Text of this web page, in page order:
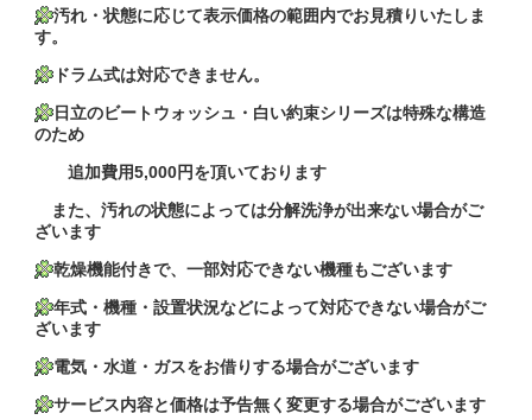
汚れ・状態に応じて表示価格の範囲内でお見積りいたしま
す。
ドラム式は対応できません。
日立のビートウォッシュ・白い約束シリーズは特殊な構造
のため
追加費用5,000円を頂いております
また、汚れの状態によっては分解洗浄が出来ない場合がご
ざいます
乾燥機能付きで、一部対応できない機種もございます
年式・機種・設置状況などによって対応できない場合がご
ざいます
電気・水道・ガスをお借りする場合がございます
サービス内容と価格は予告無く変更する場合がございます